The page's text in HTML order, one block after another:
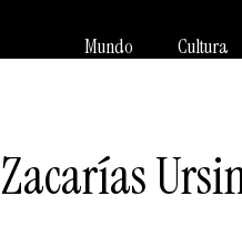
Mundo Cultura
Zacarías